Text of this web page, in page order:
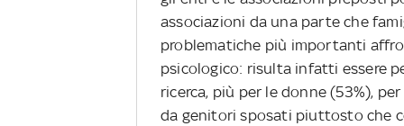
associazioni da una parte che
problematiche più importanti
psicologico: risulta infatti essere
ricerca, più per le donne (53%),
da genitori sposati piuttosto che